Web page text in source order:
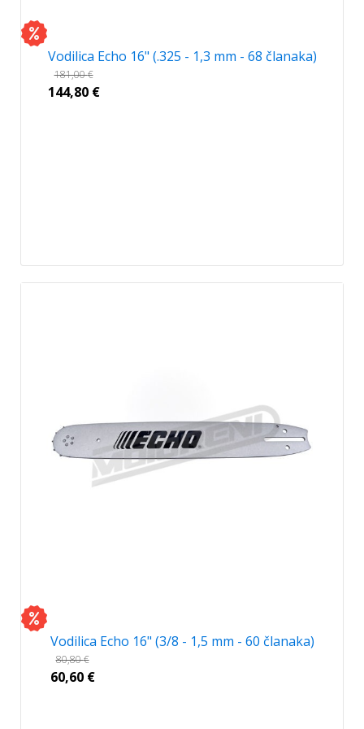
Vodilica Echo 16" (.325 - 1,3 mm - 68 članaka)
181,00€
144,80 €
Vodilica Echo 16" (3/8 - 1,5 mm - 60 članaka)
80,80€
60,60 €